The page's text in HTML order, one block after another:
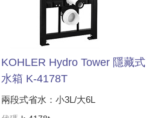
KOHLER Hydro Tower 隱藏式
水箱 K-4178T
兩段式省水：小3L/大6L